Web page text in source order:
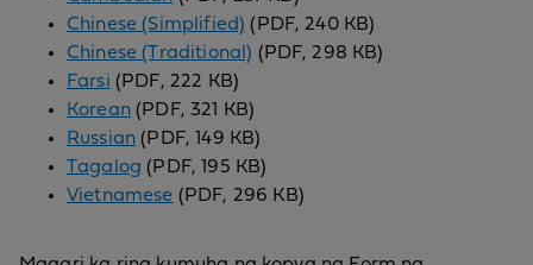
Chinese (Simplified) (PDF, 240 KB)
Chinese (Traditional) (PDF, 298 KB)
Farsi (PDF, 222 KB)
Korean(PDF, 321 KB)
Russian (PDF, 149 KB)
Tagalog (PDF, 195 KB)
Vietnamese (PDF, 296 KB)